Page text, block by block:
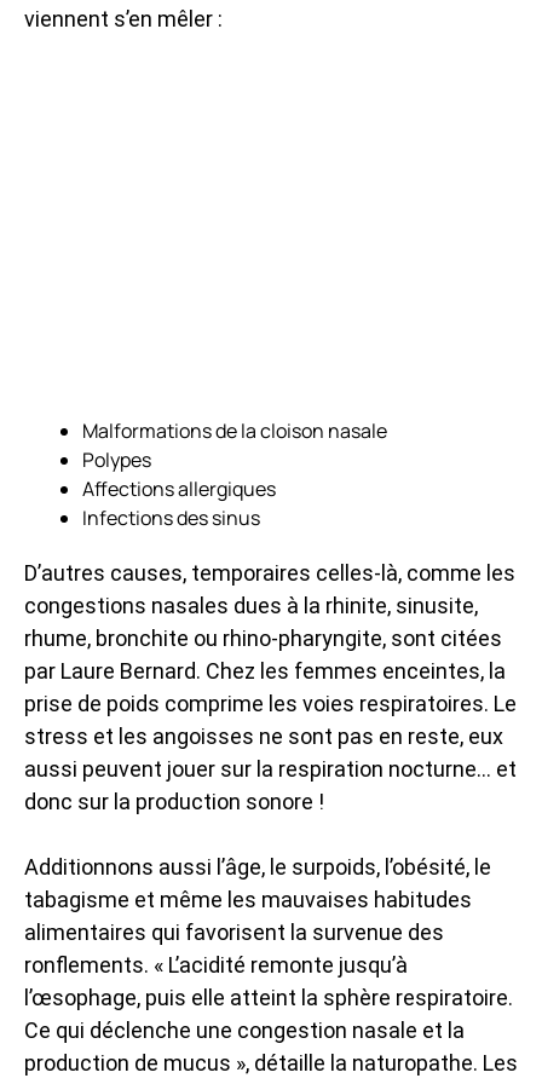
viennent s’en mêler :
Malformations de la cloison nasale
Polypes
Affections allergiques
Infections des sinus
D’autres causes, temporaires celles-là, comme les
congestions nasales dues à la rhinite, sinusite,
rhume, bronchite ou rhino-pharyngite, sont citées
par Laure Bernard. Chez les femmes enceintes, la
prise de poids comprime les voies respiratoires. Le
stress et les angoisses ne sont pas en reste, eux
aussi peuvent jouer sur la respiration nocturne… et
donc sur la production sonore !
Additionnons aussi l’âge, le surpoids, l’obésité, le
tabagisme et même les mauvaises habitudes
alimentaires qui favorisent la survenue des
ronflements. « L’acidité remonte jusqu’à
l’œsophage, puis elle atteint la sphère respiratoire.
Ce qui déclenche une congestion nasale et la
production de mucus », détaille la naturopathe. Les